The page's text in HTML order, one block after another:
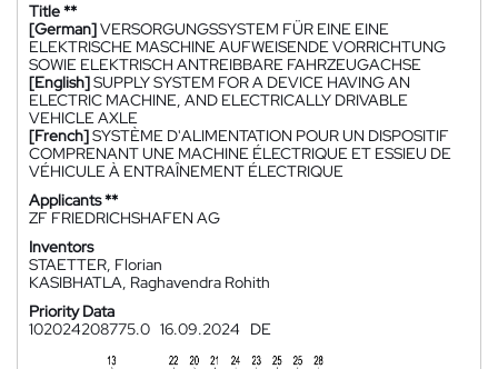
Title **
[German]VERSORGUNGSSYSTEM FÜR EINE EINE
ELEKTRISCHE MASCHINE AUFWEISENDE VORRICHTUNG
SOWIE ELEKTRISCH ANTREIBBARE FAHRZEUGACHSE
[English]SUPPLY SYSTEM FOR A DEVICE HAVING AN
ELECTRIC MACHINE, AND ELECTRICALLY DRIVABLE
VEHICLE AXLE
[French]SYSTÈME D'ALIMENTATION POUR UN DISPOSITIF
COMPRENANT UNE MACHINE ÉLECTRIQUE ET ESSIEU DE
VÉHICULE À ENTRAÎNEMENT ÉLECTRIQUE
Applicants **
ZF FRIEDRICHSHAFEN AG
Inventors
STAETTER, Florian
KASIBHATLA, Raghavendra Rohith
Priority Data
102024208775.0 16.09.2024 DE